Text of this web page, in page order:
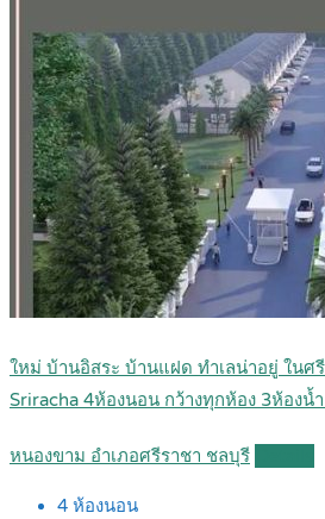
ใหม่ บ้านอิสระ บ้านแฝด ทำเลน่าอยู่ ในศ
Sriracha 4ห้องนอน กว้างทุกห้อง 3ห้องน้
หนองขาม อำเภอศรีราชา ชลบุรี
4 ห้องนอน